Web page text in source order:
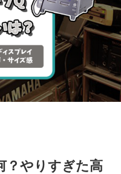
？やりすぎた高